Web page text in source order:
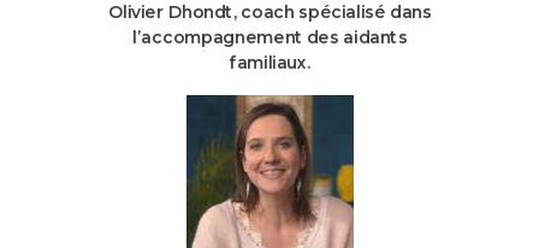
Olivier Dhondt,coach spécialisé dans
l’accompagnement des aidants
familiaux.